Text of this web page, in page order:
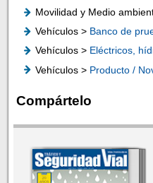
Movilidad y Medio
Vehículos > Banco de
Vehículos > Eléctricos,
Vehículos > Producto /
Compártelo